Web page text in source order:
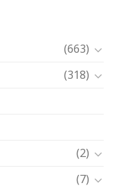
(663)
(318)
(2)
(7)